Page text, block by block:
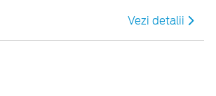
Vezi detalii